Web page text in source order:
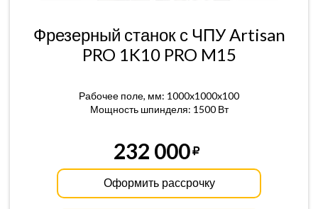
Фрезерный станок с ЧПУ Artisan
PRO 1K10 PRO M15
Рабочее поле, мм: 1000x1000x100
Мощность шпинделя: 1500 Вт
232 000
Оформить рассрочку